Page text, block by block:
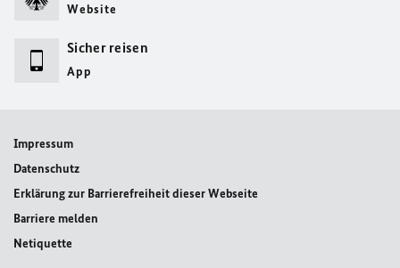
Website
Sicher reisen
App
Impressum
Datenschutz
Erklärung zur Barrierefreiheit dieser Webseite
Barriere melden
Netiquette